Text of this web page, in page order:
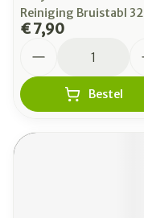
Reiniging Bruistabl 32
€ 7,90
Bestel